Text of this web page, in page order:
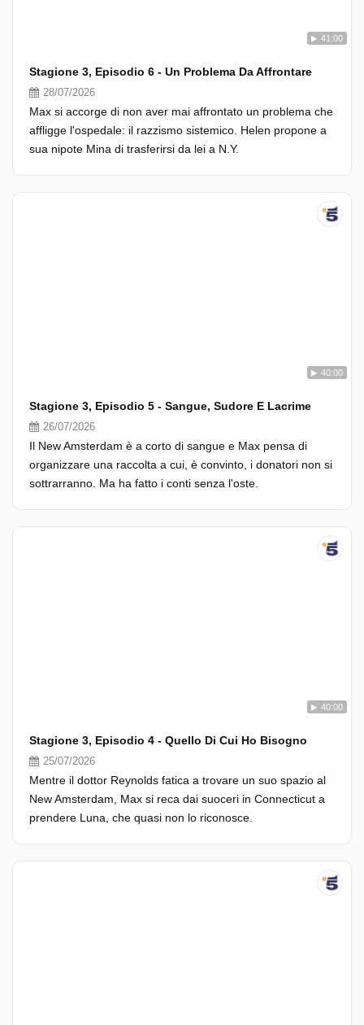
41:00
Stagione 3, Episodio 6 - Un Problema Da Affrontare
28/07/2026
Max si accorge di non aver mai affrontato un problema che
affligge l'ospedale: il razzismo sistemico. Helen propone a
sua nipote Mina di trasferirsi da lei a N.Y.
40:00
Stagione 3, Episodio 5 - Sangue, Sudore E Lacrime
26/07/2026
Il New Amsterdam è a corto di sangue e Max pensa di
organizzare una raccolta a cui, è convinto, i donatori non si
sottrarranno. Ma ha fatto i conti senza l'oste.
40:00
Stagione 3, Episodio 4 - Quello Di Cui Ho Bisogno
25/07/2026
Mentre il dottor Reynolds fatica a trovare un suo spazio al
New Amsterdam, Max si reca dai suoceri in Connecticut a
prendere Luna, che quasi non lo riconosce.